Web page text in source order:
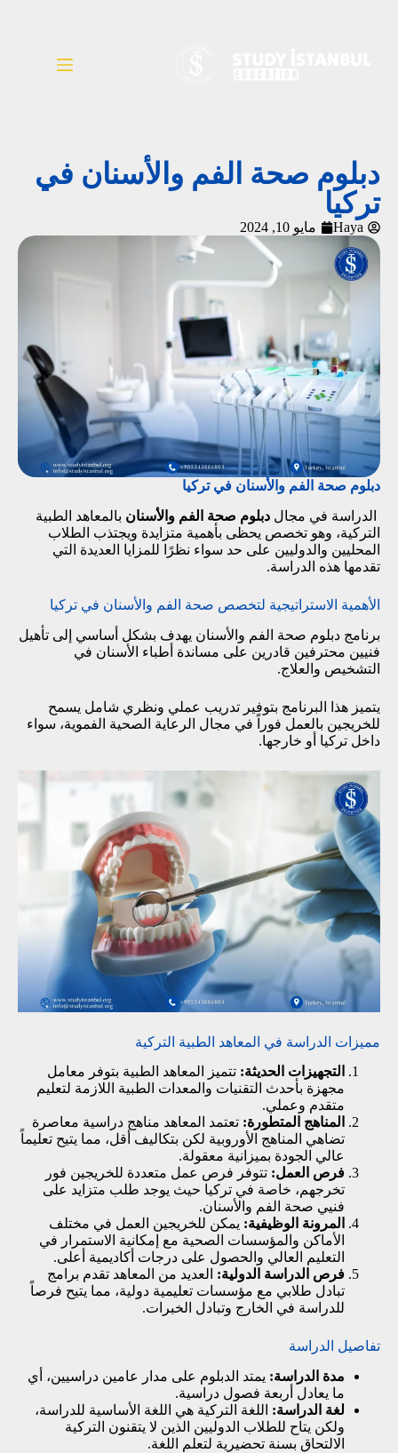
دبلوم صحة الفم والأسنان في
تركيا
Haya مايو 10, 2024
دبلوم صحة الفم والأسنان في تركيا
الدراسة في مجال دبلوم صحة الفم والأسنان بالمعاهد الطبية
التركية، وهو تخصص يحظى بأهمية متزايدة ويجتذب الطلاب
المحليين والدوليين على حد سواء نظرًا للمزايا العديدة التي
تقدمها هذه الدراسة.
الأهمية الاستراتيجية لتخصص صحة الفم والأسنان في تركيا
برنامج دبلوم صحة الفم والأسنان يهدف بشكل أساسي إلى تأهيل
فنيين محترفين قادرين على مساندة أطباء الأسنان في
التشخيص والعلاج.
يتميز هذا البرنامج بتوفير تدريب عملي ونظري شامل يسمح
للخريجين بالعمل فوراً في مجال الرعاية الصحية الفموية، سواء
داخل تركيا أو خارجها.
مميزات الدراسة في المعاهد الطبية التركية
التجهيزات الحديثة: تتميز المعاهد الطبية بتوفر معامل
مجهزة بأحدث التقنيات والمعدات الطبية اللازمة لتعليم
متقدم وعملي.
المناهج المتطورة: تعتمد المعاهد مناهج دراسية معاصرة
تضاهي المناهج الأوروبية لكن بتكاليف أقل، مما يتيح تعليماً
عالي الجودة بميزانية معقولة.
فرص العمل: تتوفر فرص عمل متعددة للخريجين فور
تخرجهم، خاصة في تركيا حيث يوجد طلب متزايد على
فنيي صحة الفم والأسنان.
المرونة الوظيفية: يمكن للخريجين العمل في مختلف
الأماكن والمؤسسات الصحية مع إمكانية الاستمرار في
التعليم العالي والحصول على درجات أكاديمية أعلى.
فرص الدراسة الدولية: العديد من المعاهد تقدم برامج
تبادل طلابي مع مؤسسات تعليمية دولية، مما يتيح فرصاً
للدراسة في الخارج وتبادل الخبرات.
تفاصيل الدراسة
مدة الدراسة: يمتد الدبلوم على مدار عامين دراسيين، أي
ما يعادل أربعة فصول دراسية.
لغة الدراسة: اللغة التركية هي اللغة الأساسية للدراسة،
ولكن يتاح للطلاب الدوليين الذين لا يتقنون التركية
الالتحاق بسنة تحضيرية لتعلم اللغة.